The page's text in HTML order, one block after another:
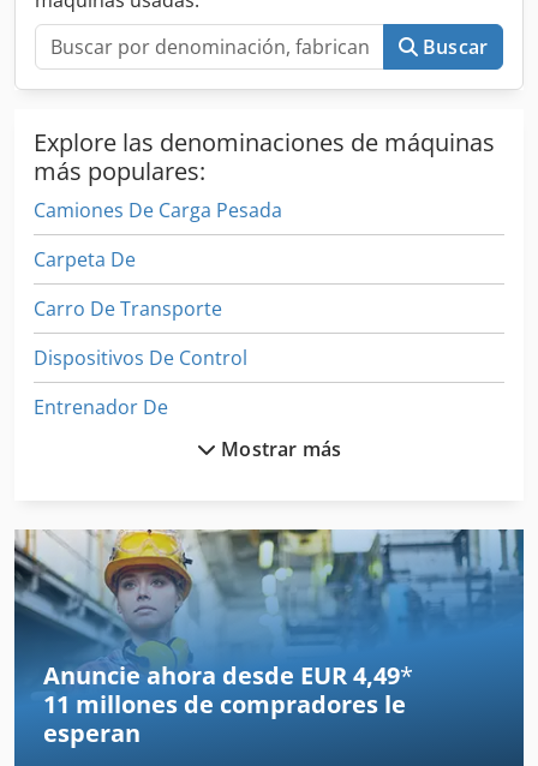
Buscar
Explore las denominaciones de máquinas
más populares:
Camiones De Carga Pesada
Carpeta De
Carro De Transporte
Dispositivos De Control
Entrenador De
Espectrómetro De
Generador De
Generadores De
Herramienta De Máquina
Invernaderos De
Mostrar más
Anuncie ahora desde EUR 4,49*
11 millones de compradores le
esperan